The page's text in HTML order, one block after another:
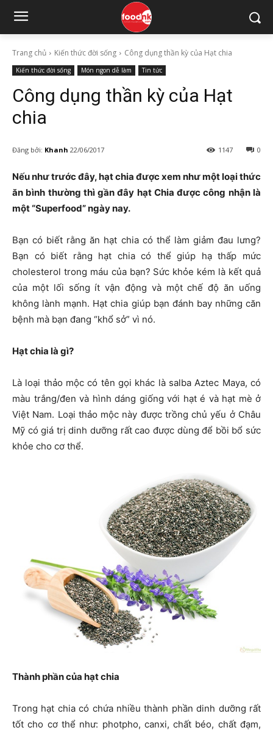
Trang chủ Kiến thức đời sống Công dụng thần kỳ của Hạt chia
Kiến thức đời sống Món ngon dễ làm Tin tức
Công dụng thần kỳ của Hạt
chia
Đăng bởi: Khanh 22/06/2017 0
1147
Nếu như trước đây, hạt chia được xem như một loại thức
ăn bình thường thì gần đây hạt Chia được công nhận là
một “Superfood” ngày nay.
Bạn có biết rằng ăn hạt chia có thể làm giảm đau lưng?
Bạn có biết rằng hạt chia có thể giúp hạ thấp mức
cholesterol trong máu của bạn? Sức khỏe kém là kết quả
của một lối sống ít vận động và một chế độ ăn uống
không lành mạnh. Hạt chia giúp bạn đánh bay những căn
bệnh mà bạn đang “khổ sở” vì nó.
Hạt chia là gì?
Là loại thảo mộc có tên gọi khác là salba Aztec Maya, có
màu trắng/đen và hình dáng giống với hạt é và hạt mè ở
Việt Nam. Loại thảo mộc này được trồng chủ yếu ở Châu
Mỹ có giá trị dinh dưỡng rất cao được dùng để bồi bổ sức
khỏe cho cơ thể.
Thành phần của hạt chia
Trong hạt chia có chứa nhiều thành phần dinh dưỡng rất
tốt cho cơ thể như: photpho, canxi, chất béo, chất đạm,